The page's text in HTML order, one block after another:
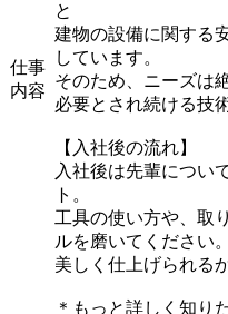
仕事
内容
と
建物の設備に関する
しています。
そのため、ニーズは
必要とされ続ける技
【入社後の流れ】
入社後は先輩につい
ト。
工具の使い方や、取
ルを磨いてください。
美しく仕上げられる
＊もっと詳しく知り